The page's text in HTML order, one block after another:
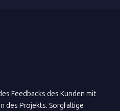
Feedbacks des Kunden mit
des Projekts. Sorgfältige